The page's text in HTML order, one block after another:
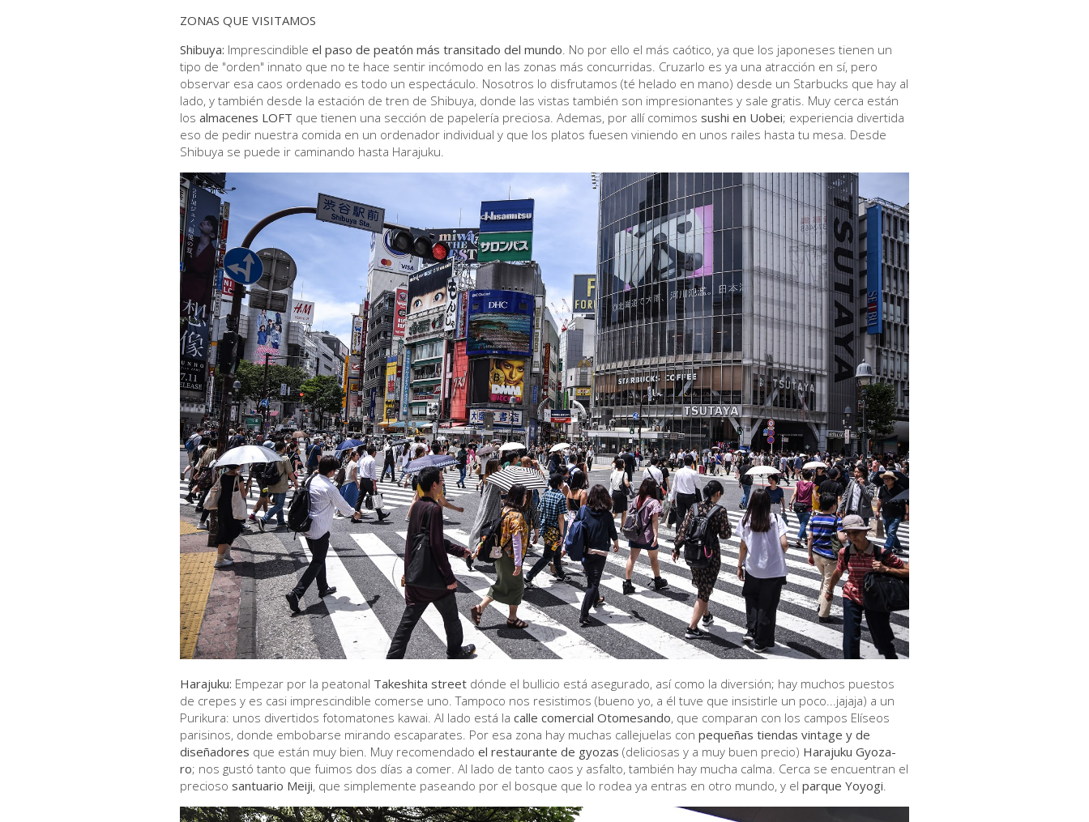
ZONAS QUE VISITAMOS
Shibuya: Imprescindible el paso de peatón más transitado del mundo. No por ello el más caótico, ya que los japoneses tienen un
tipo de "orden" innato que no te hace sentir incómodo en las zonas más concurridas. Cruzarlo es ya una atracción en sí, pero
observar esa caos ordenado es todo un espectáculo. Nosotros lo disfrutamos (té helado en mano) desde un Starbucks que hay al
lado, y también desde la estación de tren de Shibuya, donde las vistas también son impresionantes y sale gratis. Muy cerca están
los almacenes LOFT que tienen una sección de papelería preciosa. Ademas, por allí comimos sushi en Uobei; experiencia divertida
eso de pedir nuestra comida en un ordenador individual y que los platos fuesen viniendo en unos railes hasta tu mesa. Desde
Shibuya se puede ir caminando hasta Harajuku.
Harajuku: Empezar por la peatonal Takeshita street dónde el bullicio está asegurado, así como la diversión; hay muchos puestos
de crepes y es casi imprescindible comerse uno. Tampoco nos resistimos (bueno yo, a él tuve que insistirle un poco...jajaja) a un
Purikura: unos divertidos fotomatones kawai. Al lado está la calle comercial Otomesando, que comparan con los campos Elíseos
parisinos, donde embobarse mirando escaparates. Por esa zona hay muchas callejuelas con pequeñas tiendas vintage y de
diseñadores que están muy bien. Muy recomendado el restaurante de gyozas (deliciosas y a muy buen precio) Harajuku Gyoza-
ro; nos gustó tanto que fuimos dos días a comer. Al lado de tanto caos y asfalto, también hay mucha calma. Cerca se encuentran el
precioso santuario Meiji, que simplemente paseando por el bosque que lo rodea ya entras en otro mundo, y el parque Yoyogi